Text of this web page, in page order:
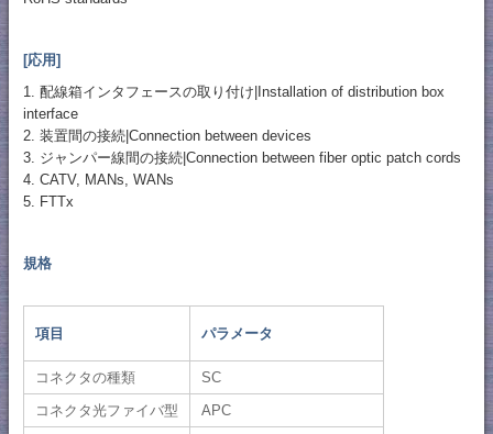
[応用]
1. 配線箱インタフェースの取り付け|Installation of distribution box
interface
2. 装置間の接続|Connection between devices
3. ジャンパー線間の接続|Connection between fiber optic patch cords
4. CATV, MANs, WANs
5. FTTx
規格
項目 パラメータ
コネクタの種類
SC
コネクタ光ファイバ型
APC